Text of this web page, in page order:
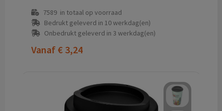
7589in totaal op voorraad
Bedrukt geleverd in 10 werkdag(en)
Onbedrukt geleverd in 3 werkdag(en)
Vanaf € 3,24